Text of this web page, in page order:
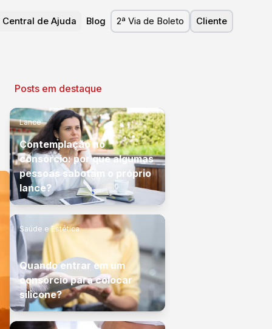
Central de Ajuda Blog 2ª Via de Boleto Cliente
Posts em destaque
Lance
Contemplação no
consórcio: por que algumas
pessoas sabotam o próprio
lance?
Saúde e Estética
Quando entrar em um
consórcio para colocar
silicone?